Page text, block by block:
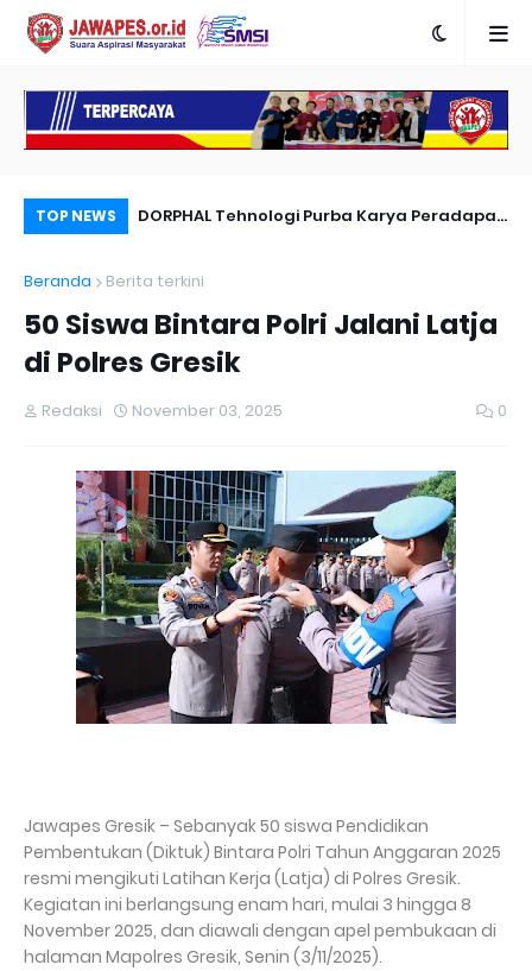
TOP NEWS
Anies
DORPHAL Tehnologi Purba Karya Peradapan
Beranda
Berita terkini
50 Siswa Bintara Polri Jalani Latja
di Polres Gresik
Redaksi November 03, 2025 0
Jawapes Gresik – Sebanyak 50 siswa Pendidikan
Pembentukan (Diktuk) Bintara Polri Tahun Anggaran 2025
resmi mengikuti Latihan Kerja (Latja) di Polres Gresik.
Kegiatan ini berlangsung enam hari, mulai 3 hingga 8
November 2025, dan diawali dengan apel pembukaan di
halaman Mapolres Gresik, Senin (3/11/2025).